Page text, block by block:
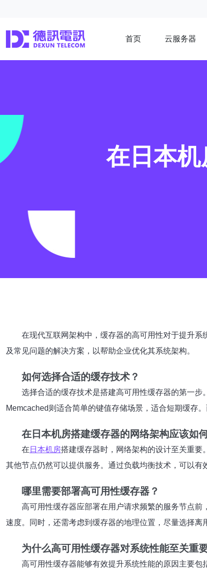
首页 云服务器
在日本
在现代互联网架构中，缓存器的高可用性对于提升
及常见问题的解决方案，以帮助企业优化其系统架构。
如何选择合适的缓存技术？
选择合适的缓存技术是搭建高可用性缓存器的第一步
Memcached则适合简单的键值存储场景，适合短期缓存
在日本机房搭建缓存器的网络架构应该如
在 日本机房搭建缓存器时，网络架构的设计至关重要
其他节点仍然可以提供服务。通过负载均衡技术，可以有
哪里需要部署高可用性缓存器？
高可用性缓存器应部署在用户请求频繁的服务节点
速度。同时，还需考虑到缓存器的地理位置，尽量选择离
为什么高可用性缓存器对系统性能至关重
高可用性缓存器能够有效提升系统性能的原因主要